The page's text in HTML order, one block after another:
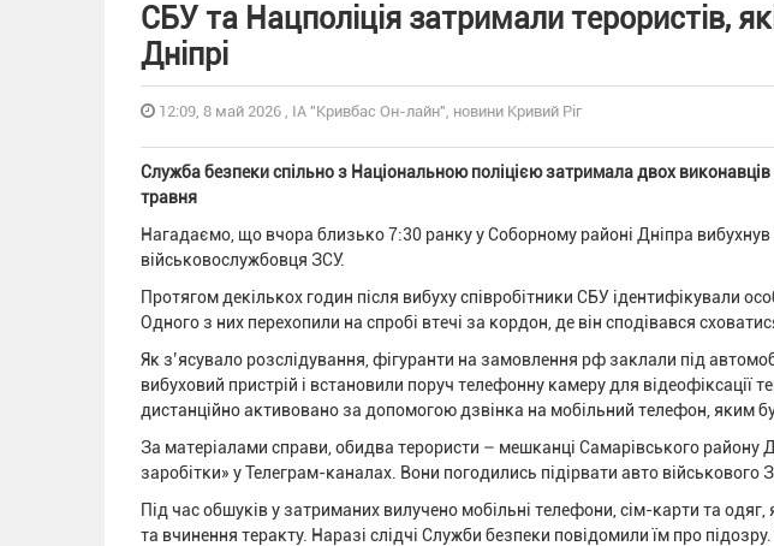
СБУ та Нацполіція затримали терористів,
Дніпрі
12:09, 8 май 2026 , ІА "Кривбас Он-лайн", новини Кривий Ріг
Служба безпеки спільно з Національною поліцією затримала двох
травня
Нагадаємо, що вчора близько 7:30 ранку у Соборному районі Дніпра
військовослужбовця ЗСУ.
Протягом декількох годин після вибуху співробітники СБУ ідентифікували
Одного з них перехопили на спробі втечі за кордон, де він сподівався
Як з’ясувало розслідування, фігуранти на замовлення рф заклали під
вибуховий пристрій і встановили поруч телефонну камеру для відеофіксації
дистанційно активовано за допомогою дзвінка на мобільний телефон, яким
За матеріалами справи, обидва терористи – мешканці Самарівського району
заробітки» у Телеграм-каналах. Вони погодились підірвати авто військового
Під час обшуків у затриманих вилучено мобільні телефони, сім-карти та одяг,
та вчинення теракту. Наразі слідчі Служби безпеки повідомили їм про